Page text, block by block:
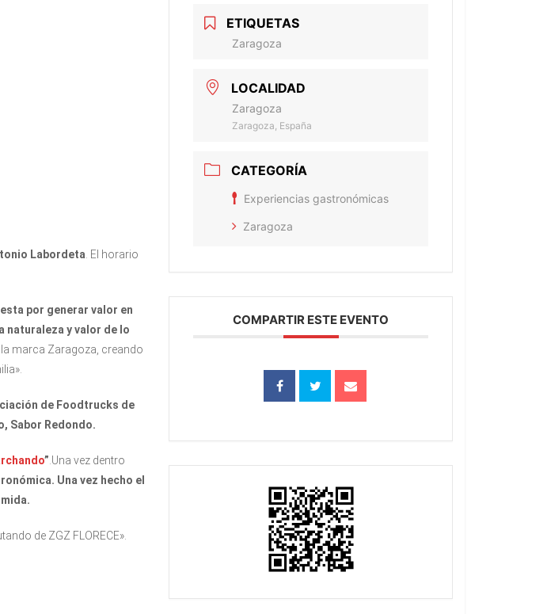
Labordeta . El horario
por generar valor en
naturaleza y valor de lo
marca Zaragoza, creando
de Foodtrucks de
Sabor Redondo.
” .Una vez dentro
Una vez hecho el
de ZGZ FLORECE».
ETIQUETAS
Zaragoza
LOCALIDAD
Zaragoza
Zaragoza, España
CATEGORÍA
Experiencias gastronómicas
Zaragoza
COMPARTIR ESTE EVENTO